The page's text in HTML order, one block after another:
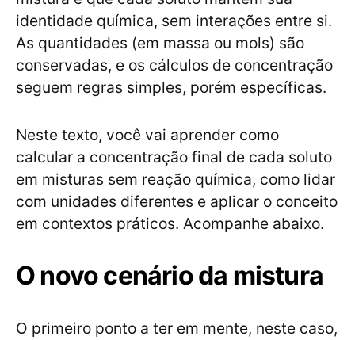
identidade química, sem interações entre si.
As quantidades (em massa ou mols) são
conservadas, e os cálculos de concentração
seguem regras simples, porém específicas.
Neste texto, você vai aprender como
calcular a concentração final de cada soluto
em misturas sem reação química, como lidar
com unidades diferentes e aplicar o conceito
em contextos práticos. Acompanhe abaixo.
O novo cenário da mistura
O primeiro ponto a ter em mente, neste caso,